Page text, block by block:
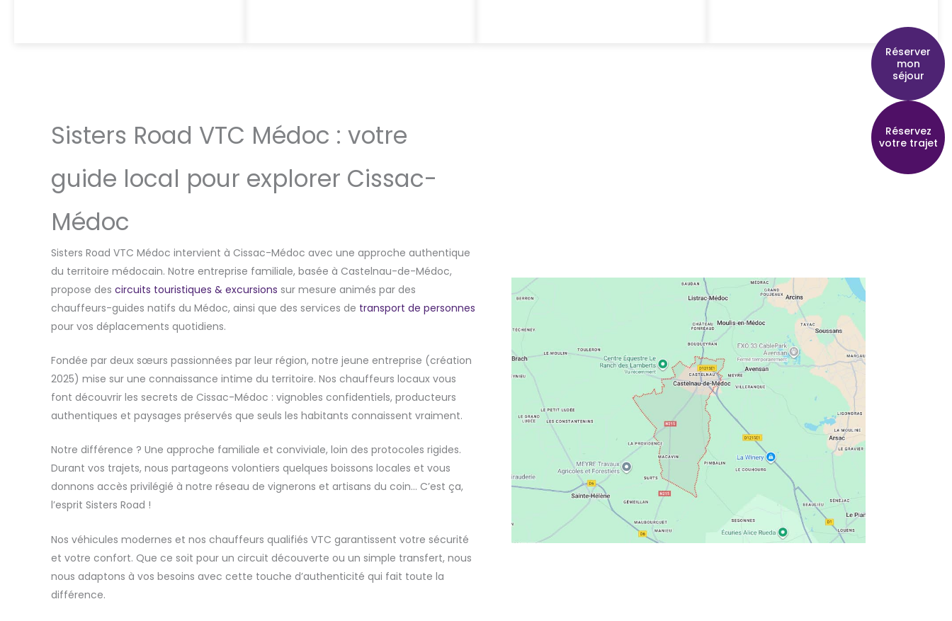
Sisters Road VTC Médoc : votre
guide local pour explorer Cissac-
Médoc
Sisters Road VTC Médoc intervient à Cissac-Médoc avec une approche authentique
du territoire médocain. Notre entreprise familiale, basée à Castelnau-de-Médoc,
propose des circuits touristiques & excursions sur mesure animés par des
chauffeurs-guides natifs du Médoc, ainsi que des services de transport de personnes
pour vos déplacements quotidiens.
Fondée par deux sœurs passionnées par leur région, notre jeune entreprise (création
2025) mise sur une connaissance intime du territoire. Nos chauffeurs locaux vous
font découvrir les secrets de Cissac-Médoc : vignobles confidentiels, producteurs
authentiques et paysages préservés que seuls les habitants connaissent vraiment.
Notre différence ? Une approche familiale et conviviale, loin des protocoles rigides.
Durant vos trajets, nous partageons volontiers quelques boissons locales et vous
donnons accès privilégié à notre réseau de vignerons et artisans du coin… C’est ça,
l’esprit Sisters Road !
Nos véhicules modernes et nos chauffeurs qualifiés VTC garantissent votre sécurité
et votre confort. Que ce soit pour un circuit découverte ou un simple transfert, nous
nous adaptons à vos besoins avec cette touche d’authenticité qui fait toute la
différence.
Réserver
mon
séjour
Réservez
votre trajet